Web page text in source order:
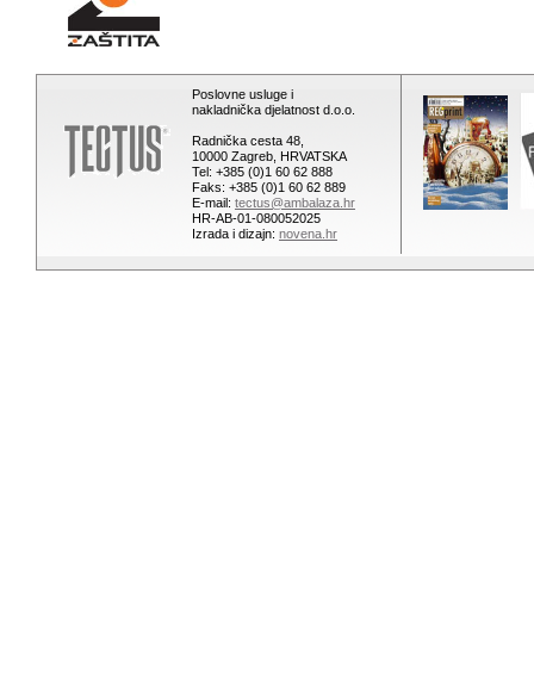
Poslovne usluge i
nakladnička djelatnost d.o.o.
Radnička cesta 48,
10000 Zagreb, HRVATSKA
Tel: +385 (0)1 60 62 888
Faks: +385 (0)1 60 62 889
E-mail: tectus@ambalaza.hr
HR-AB-01-080052025
Izrada i dizajn: novena.hr